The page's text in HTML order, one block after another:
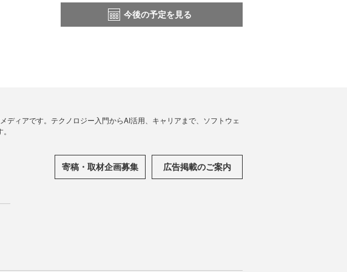
今後の予定を見る
ディアです。テクノロジー入門からAI活用、キャリアまで、ソフトウェ
寄稿・取材企画募集 広告掲載のご案内